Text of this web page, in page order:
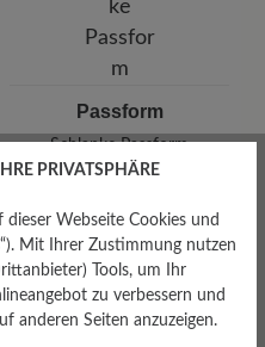
Passform
Schlanke Passform
lesen
PRIVATSPHÄRE
Webseite Cookies und
Mit Ihrer Zustimmung nutzen
Tools, um Ihr
zu verbessern und
anderen Seiten anzuzeigen.